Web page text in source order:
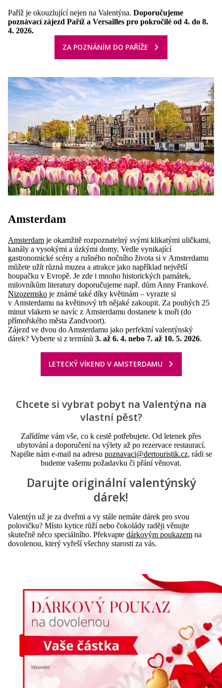
Paříž je okouzlující nejen na Valentýna. Doporučujeme
poznávací zájezd Paříž a Versailles pro pokročilé od 4. do 8.
4. 2026.
ZA POZNÁNÍM DO PAŘÍŽE
Amsterdam
Amsterdam je okamžitě rozpoznatelný svými klikatými uličkami,
kanály a vysokými a úzkými domy. Vedle vynikající
gastronomické scény a rušného nočního života si v Amsterdamu
můžete užít různá muzea a atrakce jako například největší
houpačku v Evropě. Je zde i mnoho historických památek,
milovníkům literatury doporučujeme např. dům Anny Frankové.
Nizozemsko je známé také díky květinám – vyrazte si
v Amsterdamu na květinový trh nějaké zakoupit. Za pouhých 25
minut vlakem se navíc z Amsterdamu dostanete k moři (do
přímořského města Zandvoort).
Zájezd ve dvou do Amsterdamu jako perfektní valentýnský
dárek? Vyberte si z termínů 3. až 6. 4. nebo 7. až 10. 5. 2026.
LETECKÝ VÍKEND V AMSTERDAMU
Chcete si vybrat pobyt na Valentýna na
vlastní pěst?
Zařídíme vám vše, co k cestě potřebujete. Od letenek přes
ubytování a doporučení na výlety až po rezervace restaurací.
Napište nám e-mail na adresu poznavaci@dertouristik.cz, rádi se
budeme vašemu požadavku či přání věnovat.
Darujte originální valentýnský
dárek!
Valentýn už je za dveřmi a vy stále nemáte dárek pro svou
polovičku? Místo kytice růží nebo čokolády raději věnujte
skutečně něco speciálního. Překvapte dárkovým poukazem na
dovolenou, který vyřeší všechny starosti za vás.